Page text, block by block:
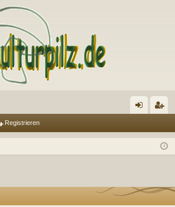
m
n
ist
n
Registrieren